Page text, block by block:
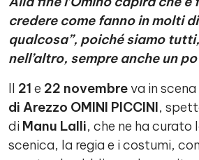
credere come fanno in molti
qualcosa”, poiché siamo
nell’altro, sempre anche un
Il 21 e 22 novembreva in scena
di Arezzo OMINI PICCINI,
di Manu Lalli, che ne ha curato
scenica, la regia e i costumi,